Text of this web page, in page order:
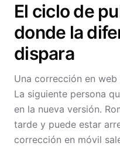
El ciclo de
donde la
dispara
Una corrección en
La siguiente persona
en la nueva versión.
tarde y puede estar
corrección en móvil